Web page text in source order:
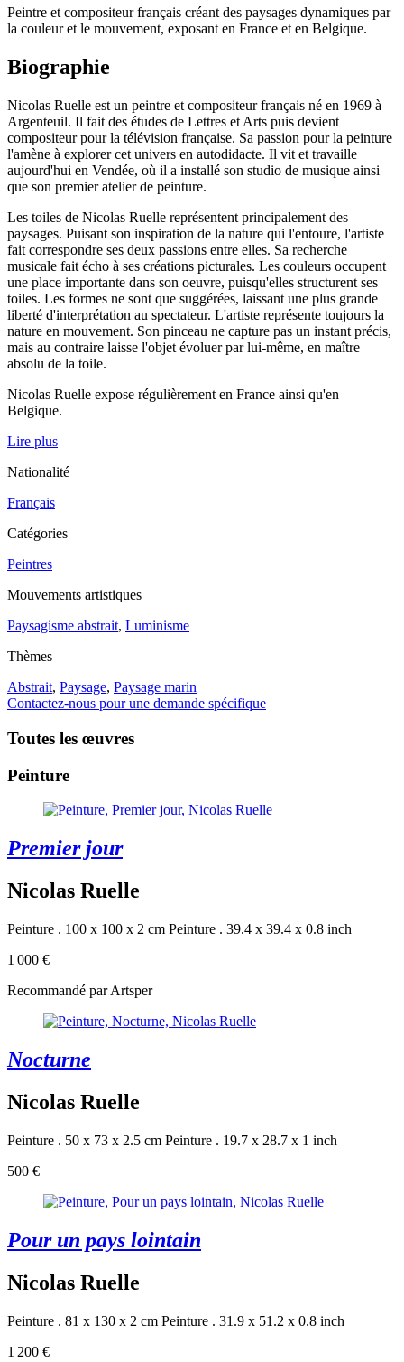
Peintre et compositeur français créant des paysages dynamiques par
la couleur et le mouvement, exposant en France et en Belgique.
Biographie
Nicolas Ruelle est un peintre et compositeur français né en 1969 à
Argenteuil. Il fait des études de Lettres et Arts puis devient
compositeur pour la télévision française. Sa passion pour la peinture
l'amène à explorer cet univers en autodidacte. Il vit et travaille
aujourd'hui en Vendée, où il a installé son studio de musique ainsi
que son premier atelier de peinture.
Les toiles de Nicolas Ruelle représentent principalement des
paysages. Puisant son inspiration de la nature qui l'entoure, l'artiste
fait correspondre ses deux passions entre elles. Sa recherche
musicale fait écho à ses créations picturales. Les couleurs occupent
une place importante dans son oeuvre, puisqu'elles structurent ses
toiles. Les formes ne sont que suggérées, laissant une plus grande
liberté d'interprétation au spectateur. L'artiste représente toujours la
nature en mouvement. Son pinceau ne capture pas un instant précis,
mais au contraire laisse l'objet évoluer par lui-même, en maître
absolu de la toile.
Nicolas Ruelle expose régulièrement en France ainsi qu'en
Belgique.
Lire plus
Nationalité
Français
Catégories
Peintres
Mouvements artistiques
Paysagisme abstrait, Luminisme
Thèmes
Abstrait, Paysage, Paysage marin
Contactez-nous pour une demande spécifique
Toutes les œuvres
Peinture
Premier jour
Nicolas Ruelle
Peinture . 100 x 100 x 2 cm Peinture . 39.4 x 39.4 x 0.8 inch
1 000 €
Recommandé par Artsper
Nocturne
Nicolas Ruelle
Peinture . 50 x 73 x 2.5 cm Peinture . 19.7 x 28.7 x 1 inch
500 €
Pour un pays lointain
Nicolas Ruelle
Peinture . 81 x 130 x 2 cm Peinture . 31.9 x 51.2 x 0.8 inch
1 200 €